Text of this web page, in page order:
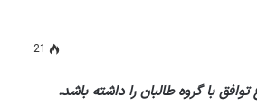
21
با گروه طالبان را داشته باشد.